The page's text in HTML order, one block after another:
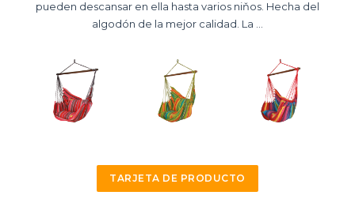
pueden descansar en ella hasta varios niňos. Hecha del
algodón de la mejor calidad. La ...
TARJETA DE PRODUCTO